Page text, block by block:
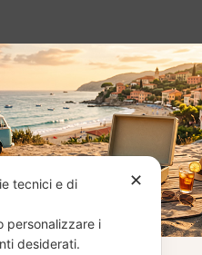
i vinili usati
✕
tecnici e di
personalizzare i
desiderati.